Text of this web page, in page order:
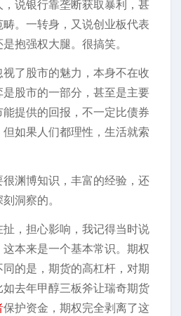
说银行靠垄断获取暴利，甚
。一转身，又说创业板代表
抱强权大腿。很搞笑。
了股市的魅力，本身不在收
股市的一部分，甚至是主要
提供的回报，不一定比债券
如果人们都理性，生活就索
渊博知识，丰富的经验，还
洞察的。
，担心影响，我记得当时说
本来是一个基本常识。期权
的是，期货的高杠杆，对期
去年甲醇三板斧让瑞奇期货
保护资金，期权完全剥离了这